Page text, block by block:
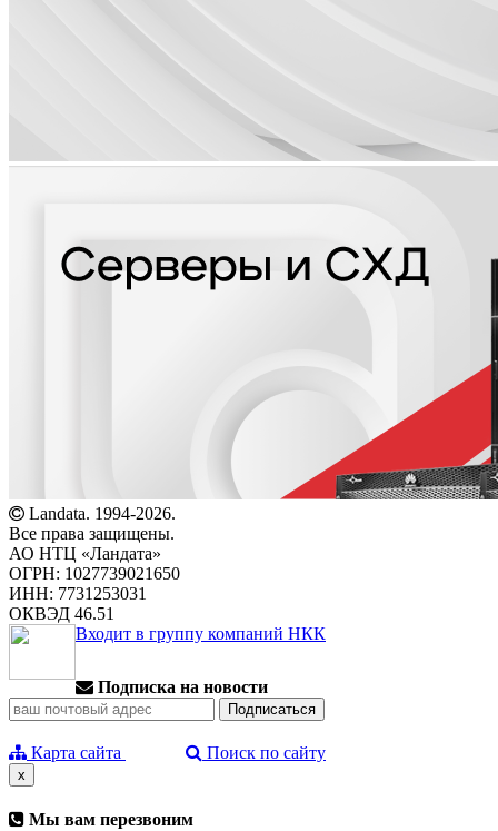
Landata. 1994-2026.
Все права защищены.
АО НТЦ «Ландата»
ОГРН: 1027739021650
ИНН: 7731253031
ОКВЭД 46.51
Входит в группу компаний НКК
Подписка на новости
Карта сайта Поиск по сайту
x
Мы вам перезвоним